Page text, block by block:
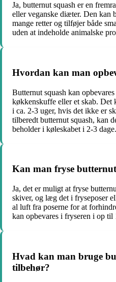
Ja, butternut squash er en
eller veganske diæter. Den kan
mange retter og tilføjer både
uden at indeholde animalske
Hvordan kan man
Butternut squash kan
køkkenskuffe eller et skab. Det
i ca. 2-3 uger, hvis det ikke er
tilberedt butternut squash, kan
beholder i køleskabet i 2-3
Kan man fryse
Ja, det er muligt at fryse
skiver, og læg det i fryseposer
al luft fra poserne for at
kan opbevares i fryseren i op til
Hvad kan man bruge
tilbehør?